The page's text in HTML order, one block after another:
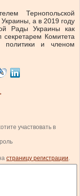
Тернопольской
а в 2019 году
Рады Украины как
Комитета
политики и членом
участвовать в
страницу регистрации.